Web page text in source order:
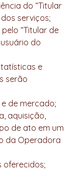
do “Titular
serviços;
“Titular de
do
e
serão
de mercado;
aquisição,
de ato em um
da Operadora
oferecidos;